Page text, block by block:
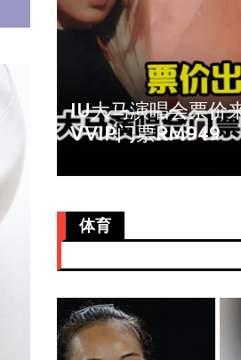
周冬雨爆秀场耍大
影全程臭脸不配合
体育